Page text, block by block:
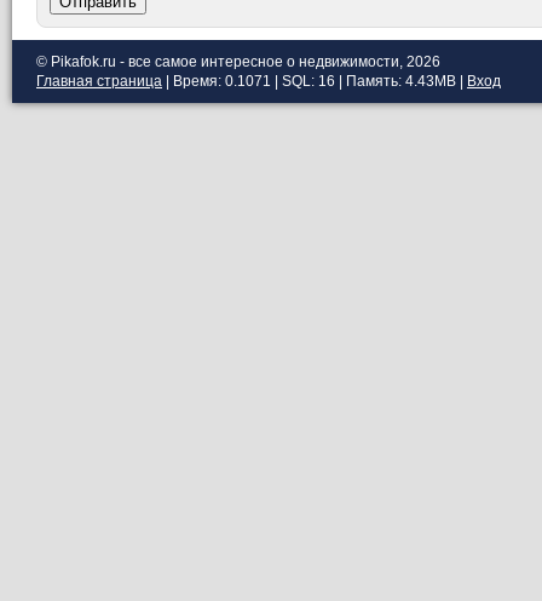
© Pikafok.ru - все самое интересное о недвижимости, 2026
Главная страница | Время: 0.1071 | SQL: 16 | Память: 4.43MB Вход